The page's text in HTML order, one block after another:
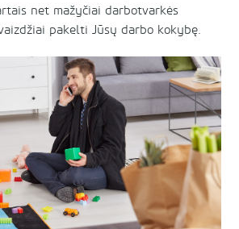
net mažyčiai darbotvarkės
pakelti Jūsų darbo kokybę.